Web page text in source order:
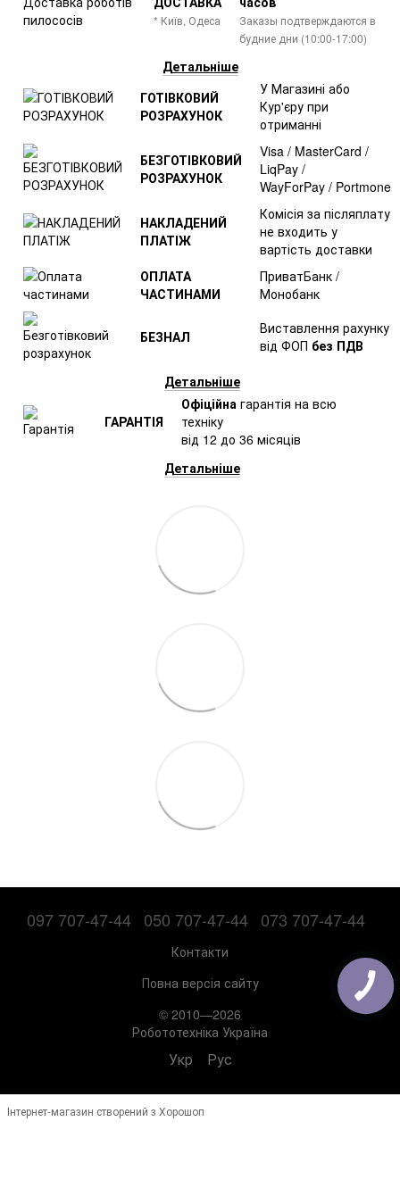
* Київ, Одеса
Заказы подтверждаются в
будние дни (10:00-17:00)
Детальніше
ГОТІВКОВИЙ
РОЗРАХУНОК
У Магазині або
Кур'єру при
отриманні
БЕЗГОТІВКОВИЙ
РОЗРАХУНОК
Visa / MasterCard /
LiqPay /
WayForPay / Portmone
НАКЛАДЕНИЙ
ПЛАТІЖ
Комісія за післяплату
не входить у
вартість доставки
ОПЛАТА
ЧАСТИНАМИ
ПриватБанк /
Монобанк
БЕЗНАЛ
Виставлення рахунку
від ФОП без ПДВ
Детальніше
ГАРАНТІЯ
Офіційна гарантія на всю
техніку
від 12 до 36 місяців
Детальніше
097 707-47-44 050 707-47-44 073 707-47-44
Контакти
Повна версія сайту
© 2010—2026
Робототехніка Україна
Укр Рус
Інтернет-магазин створений з Хорошоп